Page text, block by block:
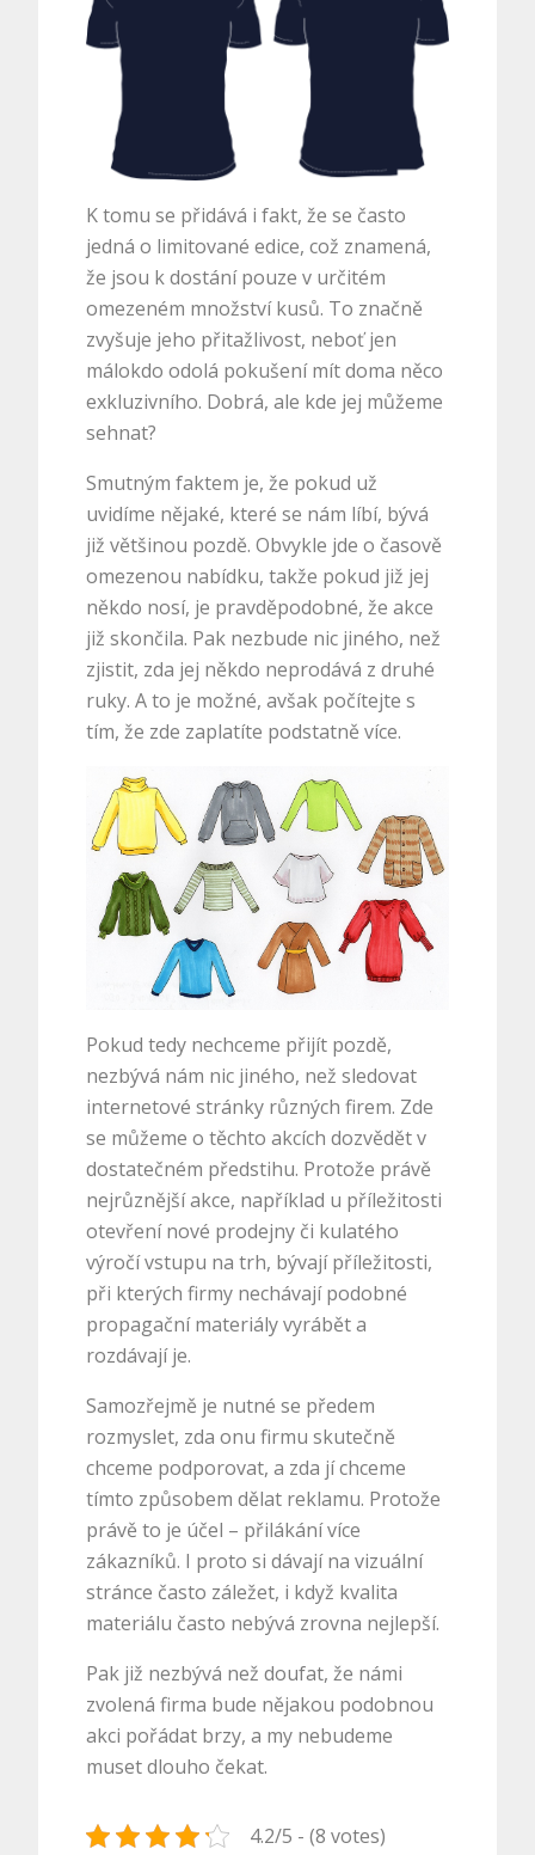
K tomu se přidává i fakt, že se často
jedná o limitované edice, což znamená,
že jsou k dostání pouze v určitém
omezeném množství kusů. To značně
zvyšuje jeho přitažlivost, neboť jen
málokdo odolá pokušení mít doma něco
exkluzivního. Dobrá, ale kde jej můžeme
sehnat?
Smutným faktem je, že pokud už
uvidíme nějaké, které se nám líbí, bývá
již většinou pozdě. Obvykle jde o časově
omezenou nabídku, takže pokud již jej
někdo nosí, je pravděpodobné, že akce
již skončila. Pak nezbude nic jiného, než
zjistit, zda jej někdo neprodává z druhé
ruky. A to je možné, avšak počítejte s
tím, že zde zaplatíte podstatně více.
Pokud tedy nechceme přijít pozdě,
nezbývá nám nic jiného, než sledovat
internetové stránky různých firem. Zde
se můžeme o těchto akcích dozvědět v
dostatečném předstihu. Protože právě
nejrůznější akce, například u příležitosti
otevření nové prodejny či kulatého
výročí vstupu na trh, bývají příležitosti,
při kterých firmy nechávají podobné
propagační materiály vyrábět a
rozdávají je.
Samozřejmě je nutné se předem
rozmyslet, zda onu firmu skutečně
chceme podporovat, a zda jí chceme
tímto způsobem dělat reklamu. Protože
právě to je účel – přilákání více
zákazníků. I proto si dávají na vizuální
stránce často záležet, i když kvalita
materiálu často nebývá zrovna nejlepší.
Pak již nezbývá než doufat, že námi
zvolená firma bude nějakou podobnou
akci pořádat brzy, a my nebudeme
muset dlouho čekat.
4.2/5 - (8 votes)